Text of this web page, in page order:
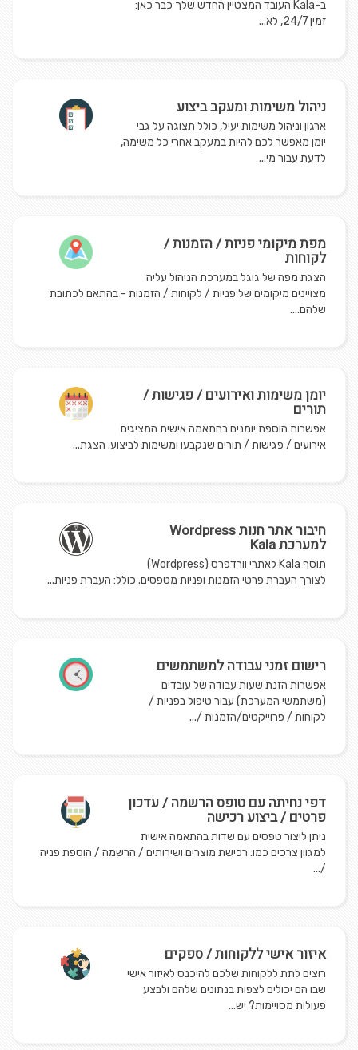
ב-Kala העובד המצטיין החדש שלך כבר כאן:
זמין 24/7, לא...
ניהול משימות ומעקב ביצוע
ארגון וניהול משימות יעיל, כולל תצוגה על גבי
יומן מאפשר לכם להיות במעקב אחרי כל משימה,
לדעת עבור מי...
מפת מיקומי פניות / הזמנות /
לקוחות
הצגת מפה של גוגל במערכת הניהול עליה
מצויינים מיקומים של פניות / לקוחות / הזמנות - בהתאם לכתובת
שלהם....
יומן משימות ואירועים / פגישות /
תורים
אפשרות הוספת יומנים בהתאמה אישית המציגים
אירועים / פגישות / תורים שנקבעו ומשימות לביצוע. הצגת...
חיבור אתר חנות Wordpress
למערכת Kala
תוסף Kala לאתרי וורדפרס (Wordpress)
לצורך העברת פרטי הזמנות ופניות מטפסים. כולל: העברת פניות...
רישום זמני עבודה למשתמשים
אפשרות הזנת שעות עבודה של עובדים
(משתמשי המערכת) עבור טיפול בפניות /
לקוחות / פרוייקטים/הזמנות /...
דפי נחיתה עם טופס הרשמה / עדכון
פרטים / ביצוע רכישה
ניתן ליצור טפסים עם שדות בהתאמה אישית
למגוון צרכים כמו: רכישת מוצרים ושירותים / הרשמה / הוספת פניה
/...
איזור אישי ללקוחות / ספקים
רוצים לתת ללקוחות שלכם להיכנס לאיזור אישי
שבו הם יכולים לצפות בנתונים שלהם ולבצע
פעולות מסויימות? יש...